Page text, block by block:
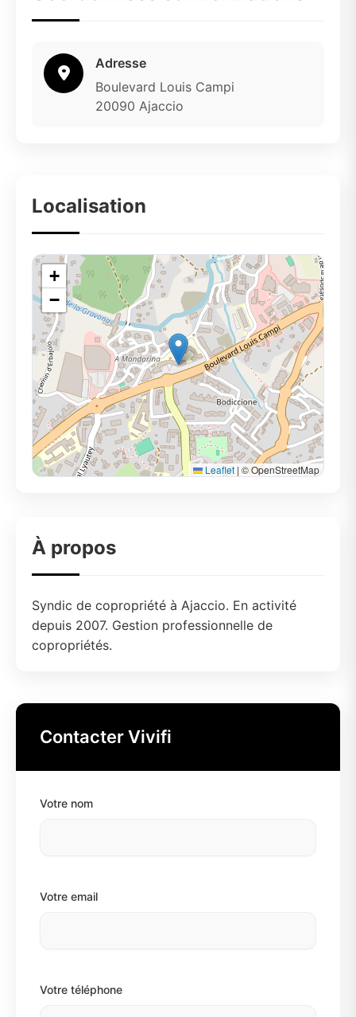
Adresse
Boulevard Louis Campi
20090 Ajaccio
Localisation
+
−
Leaflet | © OpenStreetMap
À propos
Syndic de copropriété à Ajaccio. En activité
depuis 2007. Gestion professionnelle de
copropriétés.
Contacter Vivifi
Votre nom
Votre email
Votre téléphone